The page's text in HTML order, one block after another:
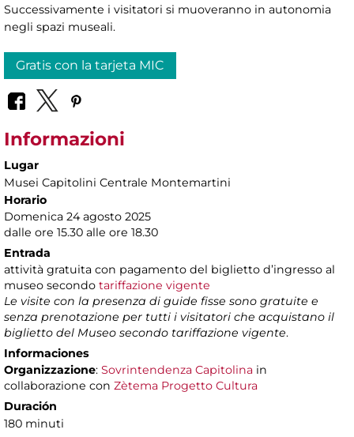
Successivamente i visitatori si muoveranno in autonomia
negli spazi museali.
Gratis con la tarjeta MIC
Informazioni
Lugar
Musei Capitolini Centrale Montemartini
Horario
Domenica 24 agosto 2025
dalle ore 15.30 alle ore 18.30
Entrada
attività gratuita con pagamento del biglietto d’ingresso al
museo secondo tariffazione vigente
Le visite con la presenza di guide fisse sono gratuite e
senza prenotazione per tutti i visitatori che acquistano il
biglietto del Museo secondo tariffazione vigente.
Informaciones
Organizzazione: Sovrintendenza Capitolina in
collaborazione con Zètema Progetto Cultura
Duración
180 minuti